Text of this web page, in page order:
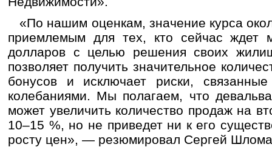
«По нашим оценкам, значение курса
приемлемым для тех, кто сейчас ждет
долларов с целью решения своих
позволяет получить значительное
бонусов и исключает риски,
колебаниями. Мы полагаем, что
может увеличить количество продаж на
10–15 %, но не приведет ни к его
росту цен», — резюмировал Сергей